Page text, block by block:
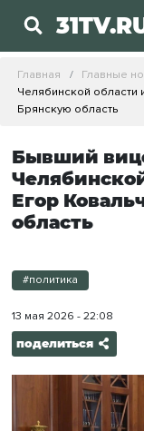
Главная Главные
Челябинской области
Брянскую область
Бывший
Егор
область
#политика
13 мая 2026 - 22:08
поделиться